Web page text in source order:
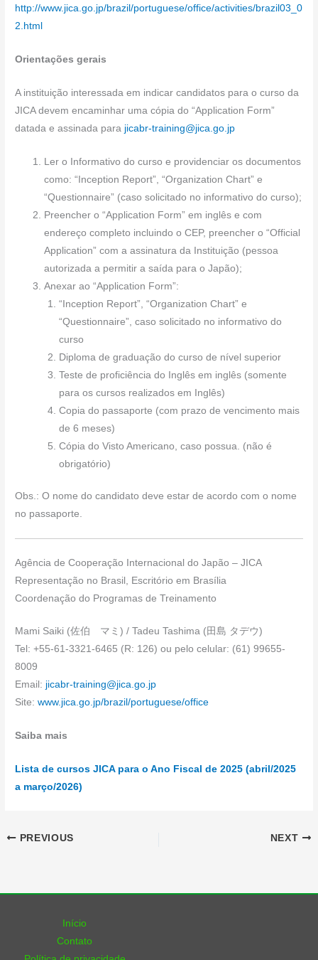
http://www.jica.go.jp/brazil/portuguese/office/activities/brazil03_0
2.html
Orientações gerais
A instituição interessada em indicar candidatos para o curso da
JICA devem encaminhar uma cópia do “Application Form”
datada e assinada para jicabr-training@jica.go.jp
Ler o Informativo do curso e providenciar os documentos
como: “Inception Report”, “Organization Chart” e
“Questionnaire” (caso solicitado no informativo do curso);
Preencher o “Application Form” em inglês e com
endereço completo incluindo o CEP, preencher o “Official
Application” com a assinatura da Instituição (pessoa
autorizada a permitir a saída para o Japão);
Anexar ao “Application Form”:
“Inception Report”, “Organization Chart” e
“Questionnaire”, caso solicitado no informativo do
curso
Diploma de graduação do curso de nível superior
Teste de proficiência do Inglês em inglês (somente
para os cursos realizados em Inglês)
Copia do passaporte (com prazo de vencimento mais
de 6 meses)
Cópia do Visto Americano, caso possua. (não é
obrigatório)
Obs.: O nome do candidato deve estar de acordo com o nome
no passaporte.
Agência de Cooperação Internacional do Japão – JICA
Representação no Brasil, Escritório em Brasília
Coordenação do Programas de Treinamento
Mami Saiki (佐伯 マミ) / Tadeu Tashima (田島 タデウ)
Tel: +55-61-3321-6465 (R: 126) ou pelo celular: (61) 99655-
8009
Email: jicabr-training@jica.go.jp
Site:www.jica.go.jp/brazil/portuguese/office
Saiba mais
Lista de cursos JICA para o Ano Fiscal de 2025 (abril/2025
a março/2026)
PREVIOUS NEXT
Início
Contato